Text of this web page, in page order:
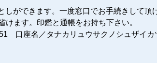
しができます。一度窓口でお手続きして頂
けます。印鑑と通帳をお持ち下さい。
口座名／タナカリュウサクノシュザイカ